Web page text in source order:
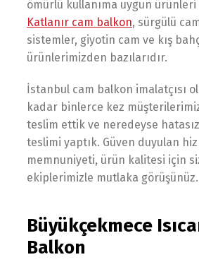
ömürlü kullanıma uygun ürünleri
Katlanır cam balkon, sürgülü
sistemler, giyotin cam ve kış
ürünlerimizden bazılarıdır.
İstanbul cam balkon imalatçısı
kadar binlerce kez
teslim ettik ve neredeyse
teslimi yaptık. Güven duyulan
memnuniyeti, ürün kalitesi için
ekiplerimizle mutlaka görüşünüz.
Büyükçekmece
Balkon